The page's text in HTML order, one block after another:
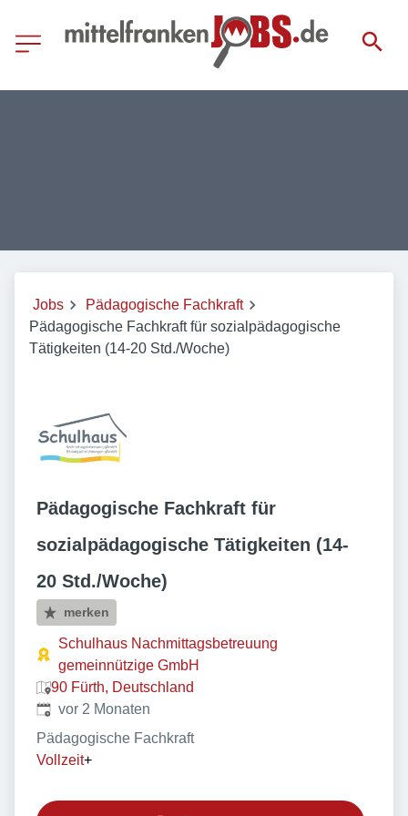
Jobs
Pädagogische Fachkraft
Pädagogische Fachkraft für sozialpädagogische
Tätigkeiten (14-20 Std./Woche)
Pädagogische Fachkraft für
sozialpädagogische Tätigkeiten (14-
20 Std./Woche)
merken
Schulhaus Nachmittagsbetreuung
gemeinnützige GmbH
90 Fürth, Deutschland
Veröffentlicht:
vor 2 Monaten
Pädagogische Fachkraft
Vollzeit+